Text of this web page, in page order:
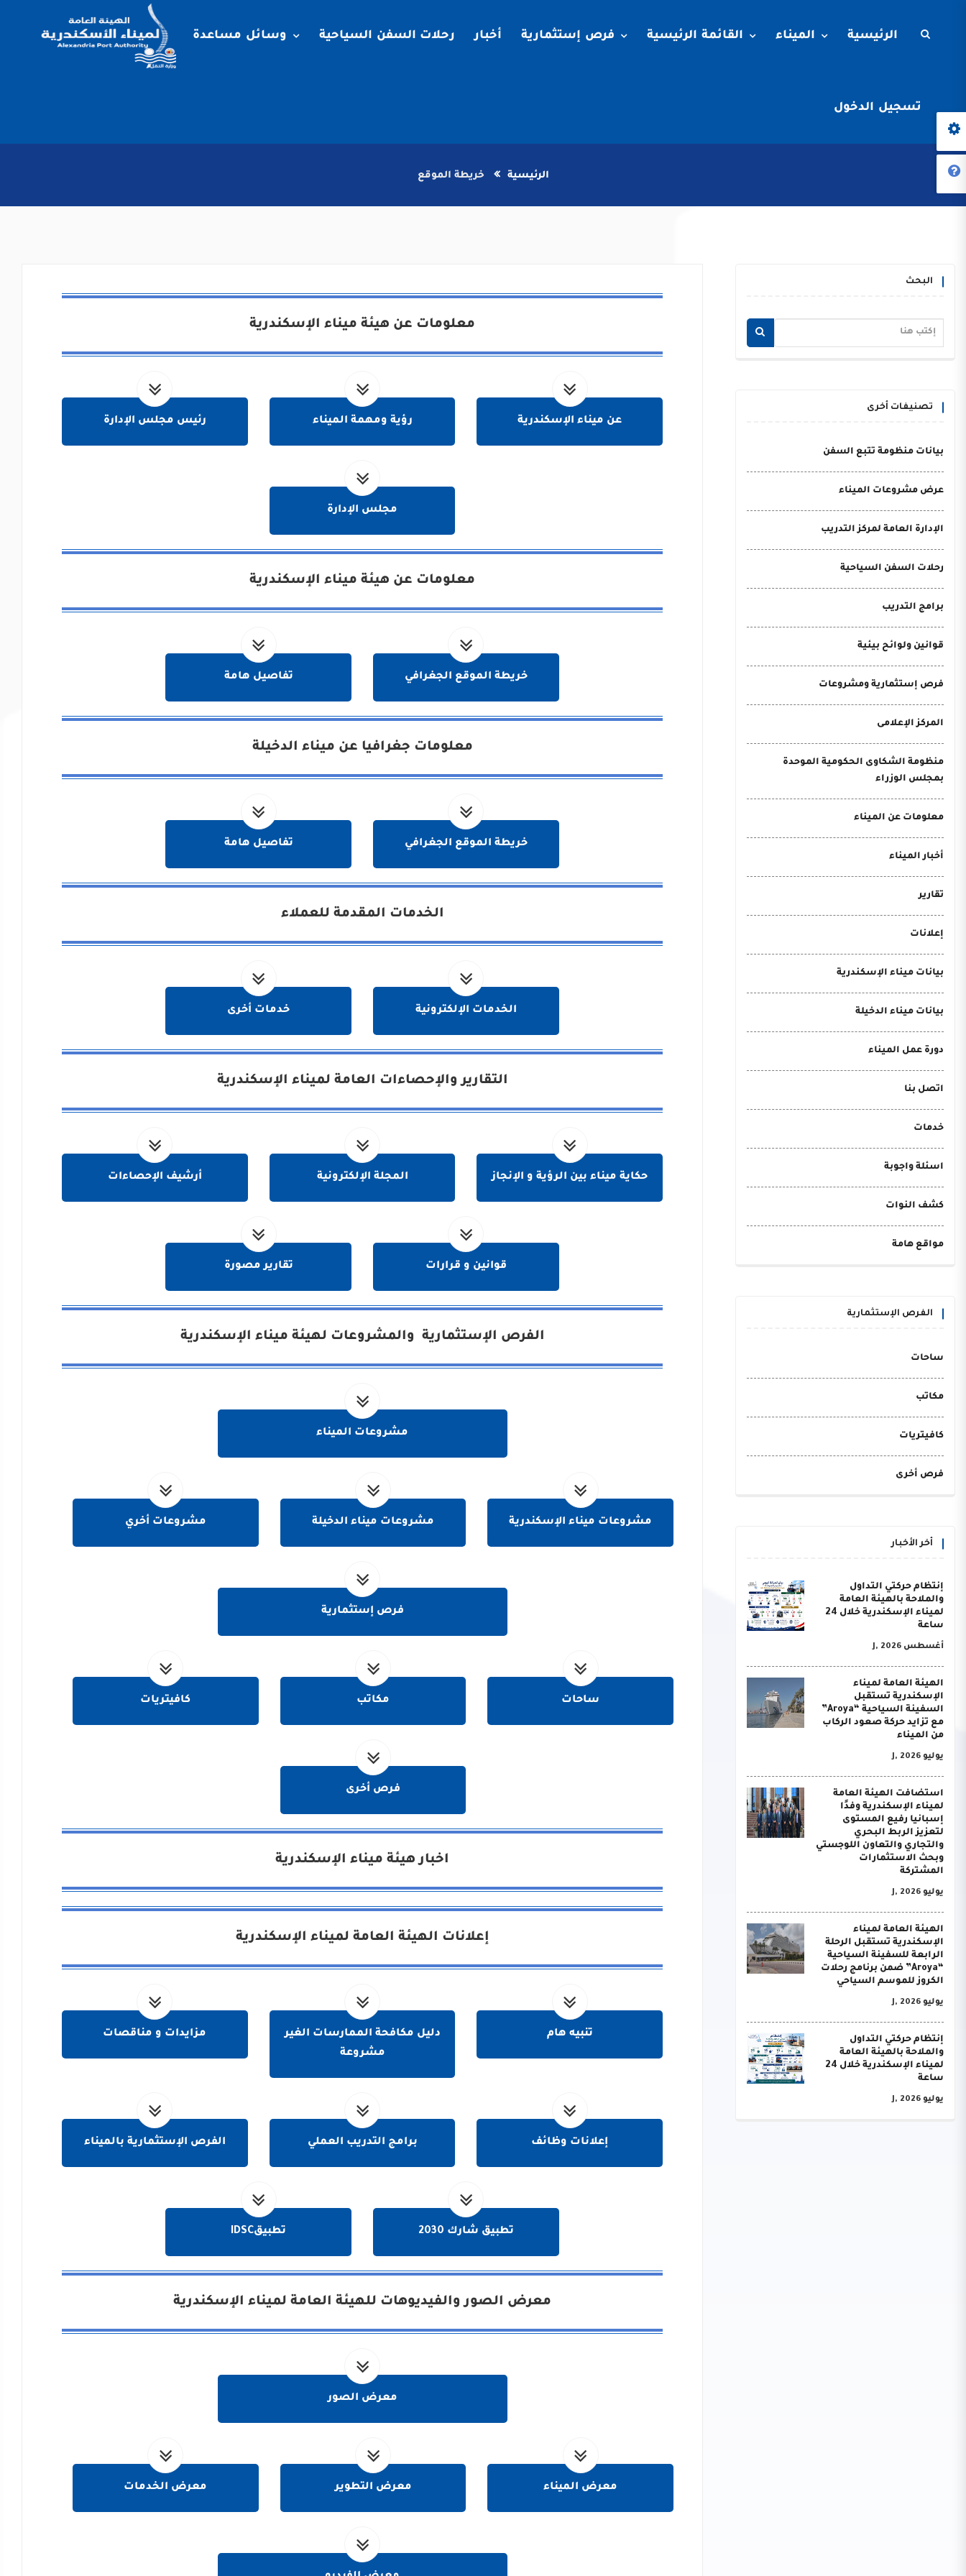
الرئيسية الميناء القائمة الرئيسية فرص إستثمارية أخبار رحلات السفن السياحية وسائل مساعدة
تسجيل الدخول
الرئيسية خريطة الموقع
البحث
تصنيفات أخرى
بيانات منظومة تتبع السفن
عرض مشروعات الميناء
الإدارة العامة لمركز التدريب
رحلات السفن السياحية
برامج التدريب
قوانين ولوائح بيئية
فرص إستثمارية ومشروعات
المركز الإعلامى
منظومة الشكاوى الحكومية الموحدة
بمجلس الوزراء
معلومات عن الميناء
أخبار الميناء
تقارير
إعلانات
بيانات ميناء الإسكندرية
بيانات ميناء الدخيلة
دورة عمل الميناء
اتصل بنا
خدمات
اسئلة واجوبة
كشف النوات
مواقع هامة
الفرص الإستثمارية
ساحات
مكاتب
كافيتريات
فرص أخرى
أخر الأخبار
إنتظام حركتي التداول
والملاحة بالهيئة العامة
لميناء الإسكندرية خلال 24
ساعة
أغسطس J, 2026
الهيئة العامة لميناء
الإسكندرية تستقبل
السفينة السياحية “Aroya”
مع تزايد حركة صعود الركاب
من الميناء
يوليو J, 2026
استضافت الهيئة العامة
لميناء الإسكندرية وفدًا
إسبانيا رفيع المستوى
لتعزيز الربط البحري
والتجاري والتعاون اللوجستي
وبحث الاستثمارات
المشتركة
يوليو J, 2026
الهيئة العامة لميناء
الإسكندرية تستقبل الرحلة
الرابعة للسفينة السياحية
“Aroya” ضمن برنامج رحلات
الكروز للموسم السياحي
يوليو J, 2026
إنتظام حركتي التداول
والملاحة بالهيئة العامة
لميناء الإسكندرية خلال 24
ساعة
يوليو J, 2026
معلومات عن هيئة ميناء الإسكندرية
عن ميناء الإسكندرية رؤية ومهمة الميناء رئيس مجلس الإدارة
مجلس الإدارة
معلومات عن هيئة ميناء الإسكندرية
خريطة الموقع الجغرافي تفاصيل هامة
معلومات جغرافيا عن ميناء الدخيلة
خريطة الموقع الجغرافي تفاصيل هامة
الخدمات المقدمة للعملاء
الخدمات الإلكترونية خدمات أخرى
التقارير والإحصاءات العامة لميناء الإسكندرية
حكاية ميناء بين الرؤية و الإنجاز المجلة الإلكترونية أرشيف الإحصاءات
قوانين و قرارات تقارير مصورة
الفرص الإستثمارية والمشروعات لهيئة ميناء الإسكندرية
مشروعات الميناء
مشروعات ميناء الإسكندرية مشروعات ميناء الدخيلة مشروعات أخري
فرص إستثمارية
ساحات مكاتب كافيتريات
فرص أخرى
اخبار هيئة ميناء الإسكندرية
إعلانات الهيئة العامة لميناء الإسكندرية
تنبيه هام
دليل مكافحة الممارسات الغير
مشروعة
مزايدات و مناقصات
إعلانات وظائف برامج التدريب العملي الفرص الإستثمارية بالميناء
تطبيق شارك 2030 تطبيقIDSC
معرض الصور والفيديوهات للهيئة العامة لميناء الإسكندرية
معرض الصور
معرض الميناء معرض التطوير معرض الخدمات